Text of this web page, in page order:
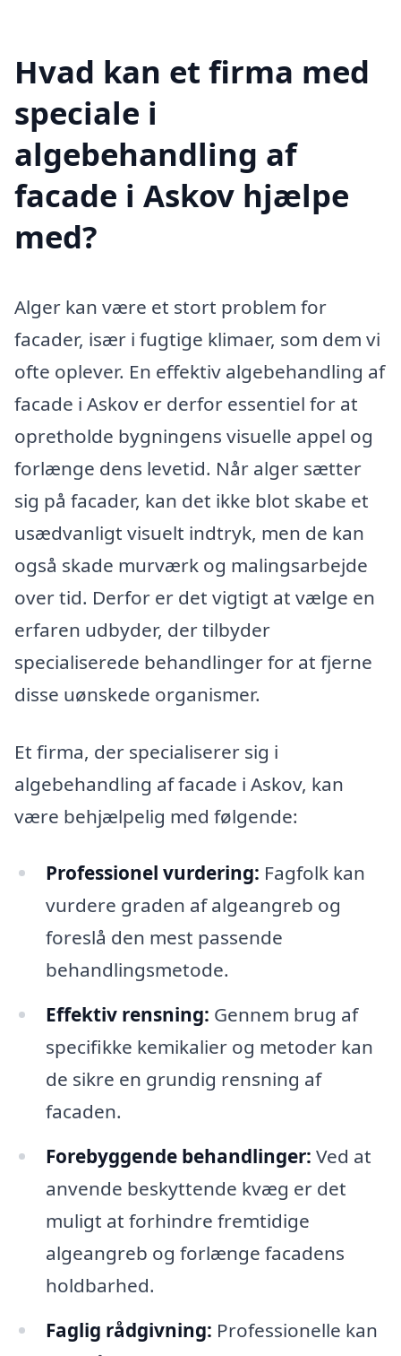
Hvad kan et firma med
speciale i
algebehandling af
facade i Askov hjælpe
med?
Alger kan være et stort problem for
facader, især i fugtige klimaer, som dem vi
ofte oplever. En effektiv algebehandling af
facade i Askov er derfor essentiel for at
opretholde bygningens visuelle appel og
forlænge dens levetid. Når alger sætter
sig på facader, kan det ikke blot skabe et
usædvanligt visuelt indtryk, men de kan
også skade murværk og malingsarbejde
over tid. Derfor er det vigtigt at vælge en
erfaren udbyder, der tilbyder
specialiserede behandlinger for at fjerne
disse uønskede organismer.
Et firma, der specialiserer sig i
algebehandling af facade i Askov, kan
være behjælpelig med følgende:
Professionel vurdering: Fagfolk kan
vurdere graden af algeangreb og
foreslå den mest passende
behandlingsmetode.
Effektiv rensning: Gennem brug af
specifikke kemikalier og metoder kan
de sikre en grundig rensning af
facaden.
Forebyggende behandlinger: Ved at
anvende beskyttende kvæg er det
muligt at forhindre fremtidige
algeangreb og forlænge facadens
holdbarhed.
Faglig rådgivning: Professionelle kan